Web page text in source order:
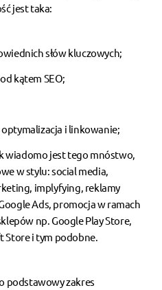
jest taka:
słów kluczowych;
kątem SEO;
optymalizacja i linkowanie;
wiadomo jest tego mnóstwo,
w stylu: social media,
implyfying, reklamy
Ads, promocja w ramach
np. Google Play Store,
Store i tym podobne.
podstawowy zakres